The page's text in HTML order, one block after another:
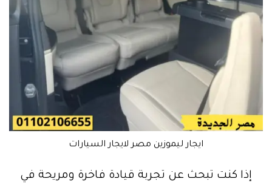
ايجار ليموزين مصر لايجار السيارات
إذا كنت تبحث عن تجربة قيادة فاخرة ومريحة في